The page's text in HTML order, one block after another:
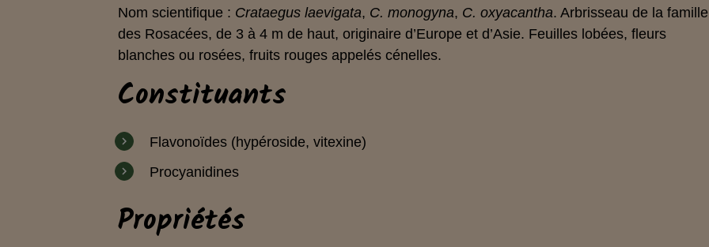
Nom scientifique : Crataegus laevigata, C. monogyna, C. oxyacantha. Arbrisseau de la famille
des Rosacées, de 3 à 4 m de haut, originaire d’Europe et d’Asie. Feuilles lobées, fleurs
blanches ou rosées, fruits rouges appelés cénelles.
Constituants
Flavonoïdes (hypéroside, vitexine)
Procyanidines
Propriétés